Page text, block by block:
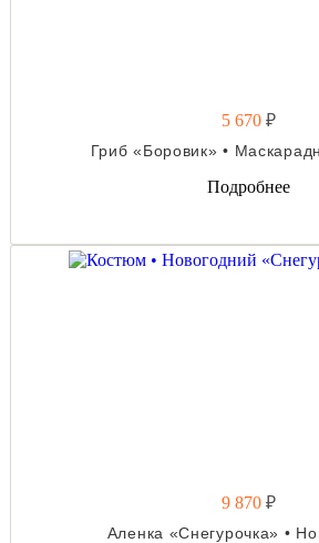
5 670 ₽
Гриб «Боровик» •
Подробнее
9 870 ₽
Аленка «Снегурочка» •